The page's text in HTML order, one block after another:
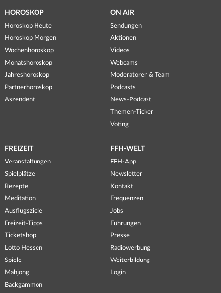
HOROSKOP
Horoskop Heute
Horoskop Morgen
Wochenhoroskop
Monatshoroskop
Jahreshoroskop
Partnerhoroskop
Aszendent
ON AIR
Sendungen
Aktionen
Videos
Webcams
Moderatoren & Team
Podcasts
News-Podcast
Themen-Ticker
Voting
FREIZEIT
Veranstaltungen
Spielplätze
Rezepte
Meditation
Ausflugsziele
Freizeit-Tipps
Ticketshop
Lotto Hessen
Spiele
Mahjong
Backgammon
FFH-WELT
FFH-App
Newsletter
Kontakt
Frequenzen
Jobs
Führungen
Presse
Radiowerbung
Weiterbildung
Login